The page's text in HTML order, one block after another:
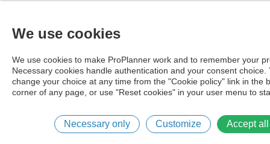
We use cookies
We use cookies to make ProPlanner work and to remember your
Necessary cookies handle authentication and your consent choice.
change your choice at any time from the "Cookie policy" link in the
corner of any page, or use "Reset cookies" in your user menu to